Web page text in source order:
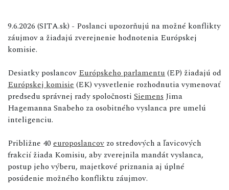
9.6.2026 (SITA.sk) - Poslanci upozorňujú na možné konflikty
záujmov a žiadajú zverejnenie hodnotenia Európskej
komisie.
Desiatky poslancov Európskeho parlamentu (EP) žiadajú od
Európskej komisie (EK) vysvetlenie rozhodnutia vymenovať
predsedu správnej rady spoločnosti Siemens Jima
Hagemanna Snabeho za osobitného vyslanca pre umelú
inteligenciu.
Približne 40 europoslancov zo stredových a ľavicových
frakcií žiada Komisiu, aby zverejnila mandát vyslanca,
postup jeho výberu, majetkové priznania aj úplné
posúdenie možného konfliktu záujmov.